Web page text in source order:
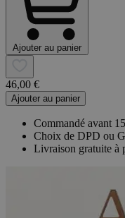
Ajouter au panier
46,00 €
Ajouter au panier
Commandé avant
Choix de DPD ou
Livraison gratuite à